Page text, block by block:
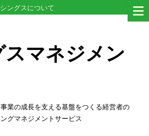
ングスについて
スマネジメン
業の成長を支える基盤をつくる経営者の
グマネジメントサービス